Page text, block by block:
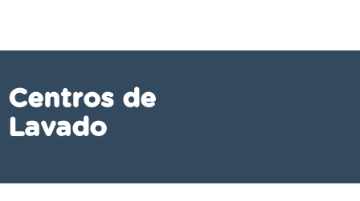
Centros de
Lavado